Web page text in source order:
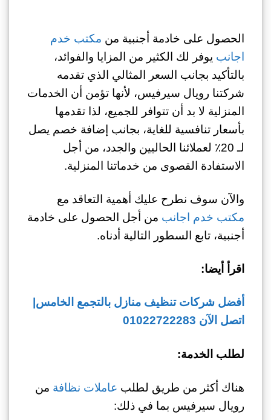
الحصول على خادمة أجنبية من مكتب خدم
اجانب يوفر لك الكثير من المزايا والفوائد،
بالتأكيد بجانب السعر المثالي الذي تقدمه
شركتنا رويال سيرفيس، لأنها تؤمن أن الخدمات
المنزلية لا بد أن تتوافر للجميع، لذا تقدمها
بأسعار تنافسية للغاية، بجانب إضافة خصم يصل
لـ 20٪ لعملائنا الحاليين والجدد، من أجل
الاستفادة القصوى من خدماتنا المنزلية.
والآن سوف نطرح عليك أهمية التعاقد مع
مكتب خدم اجانب من أجل الحصول على خادمة
أجنبية، تابع السطور التالية أدناه.
اقرأ أيضا:
أفضل شركات تنظيف منازل بالتجمع الخامس|
اتصل الآن 01022722283
لطلب الخدمة:
هناك أكثر من طريق لطلب عاملات نظافة من
رويال سيرفيس بما في ذلك: